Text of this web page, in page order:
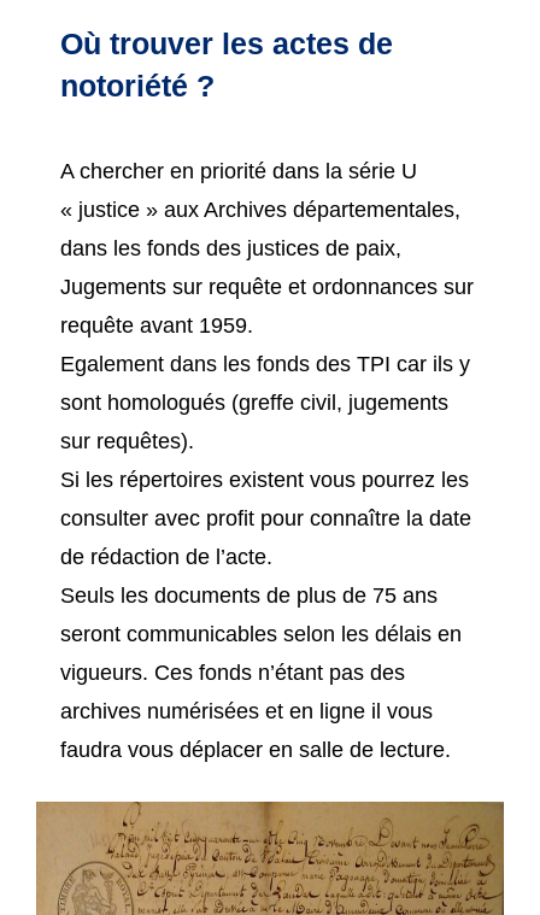
Où trouver les actes de
notoriété ?
A chercher en priorité dans la série U
« justice » aux Archives départementales,
dans les fonds des justices de paix,
Jugements sur requête et ordonnances sur
requête avant 1959.
Egalement dans les fonds des TPI car ils y
sont homologués (greffe civil, jugements
sur requêtes).
Si les répertoires existent vous pourrez les
consulter avec profit pour connaître la date
de rédaction de l’acte.
Seuls les documents de plus de 75 ans
seront communicables selon les délais en
vigueurs. Ces fonds n’étant pas des
archives numérisées et en ligne il vous
faudra vous déplacer en salle de lecture.